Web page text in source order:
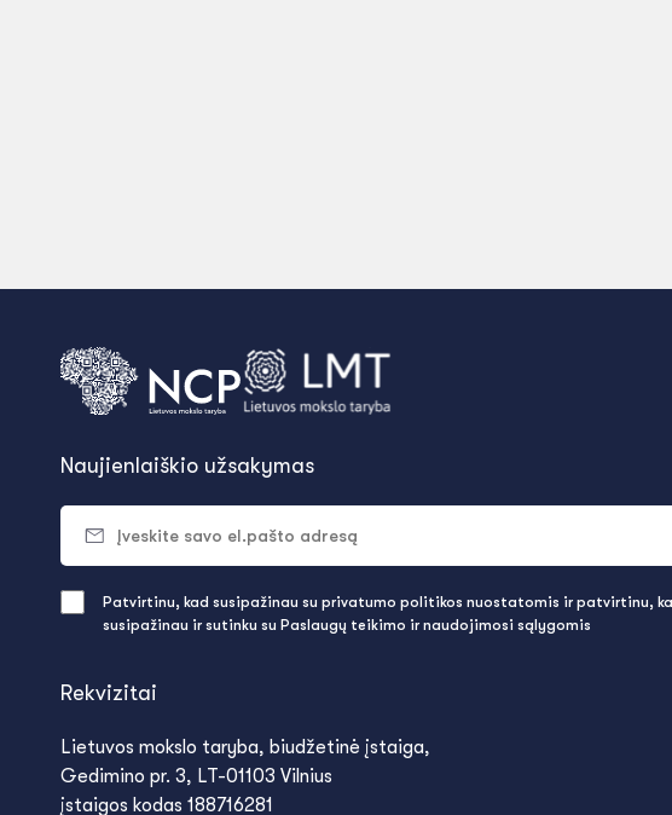
Rekvizitai
Lietuvos mokslo taryba, biudžetinė įstaiga,
Gedimino pr. 3, LT-01103 Vilnius
įstaigos kodas 188716281
Naujienlaiškio užsakymas
Patvirtinu, kad susipažinau su privatumo politikos nuostatomis ir patvirtinu,
susipažinau ir sutinku su Paslaugų teikimo ir naudojimosi sąlygomis